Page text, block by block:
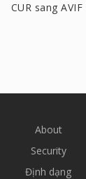
CUR sang AVIF
About
Security
Định dạng